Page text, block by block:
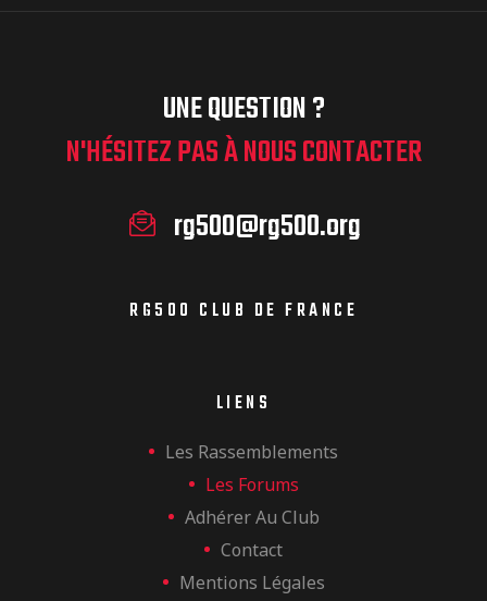
UNE QUESTION ?
N'HÉSITEZ PAS À NOUS CONTACTER
rg500@rg500.org
RG500 CLUB DE FRANCE
LIENS
Les Rassemblements
Les Forums
Adhérer Au Club
Contact
Mentions Légales